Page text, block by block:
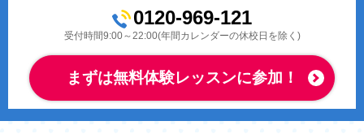
0120-969-121
受付時間9:00～22:00(年間カレンダーの休校日を除く)
まずは無料体験レッスンに参加！